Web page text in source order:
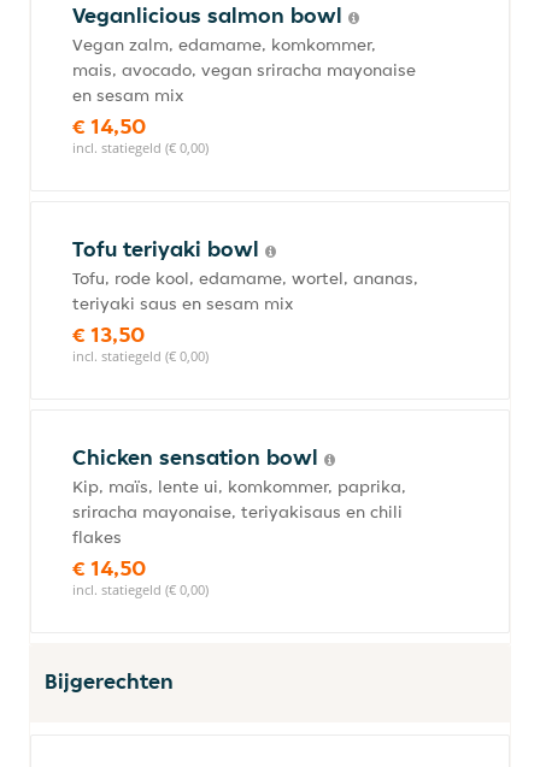
Veganlicious salmon bowl
Vegan zalm, edamame, komkommer,
mais, avocado, vegan sriracha mayonaise
en sesam mix
€ 14,50
incl. statiegeld (€ 0,00)
Tofu teriyaki bowl
Tofu, rode kool, edamame, wortel, ananas,
teriyaki saus en sesam mix
€ 13,50
incl. statiegeld (€ 0,00)
Chicken sensation bowl
Kip, maïs, lente ui, komkommer, paprika,
sriracha mayonaise, teriyakisaus en chili
flakes
€ 14,50
incl. statiegeld (€ 0,00)
Bijgerechten